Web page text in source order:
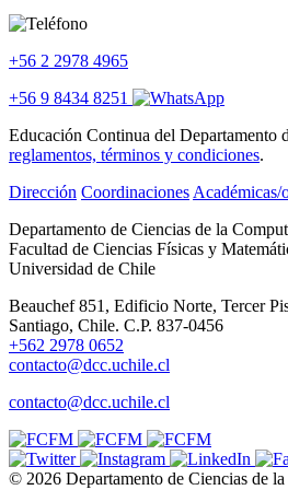
+56 2 2978 4965
+56 9 8434 8251
Educación Continua del Departamento
reglamentos, términos y condiciones.
Dirección Coordinaciones Académicas/
Departamento de Ciencias de la
Facultad de Ciencias Físicas y
Universidad de Chile
Beauchef 851, Edificio Norte, Tercer
Santiago, Chile. C.P. 837-0456
+562 2978 0652
contacto@dcc.uchile.cl
contacto@dcc.uchile.cl
© 2026 Departamento de Ciencias de